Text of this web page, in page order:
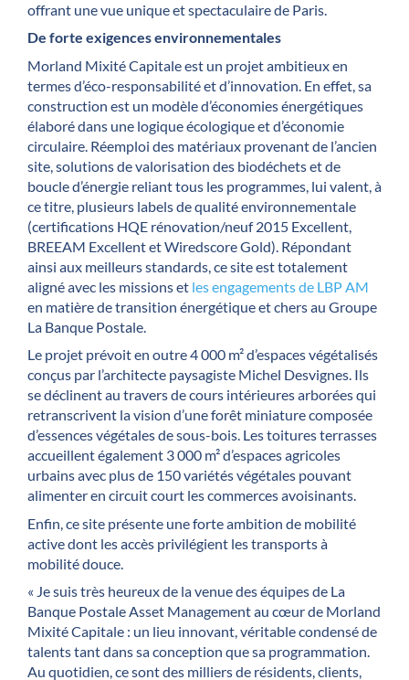
offrant une vue unique et spectaculaire de Paris.
De forte exigences environnementales
Morland Mixité Capitale est un projet ambitieux en
termes d’éco-responsabilité et d’innovation. En effet, sa
construction est un modèle d’économies énergétiques
élaboré dans une logique écologique et d’économie
circulaire. Réemploi des matériaux provenant de l’ancien
site, solutions de valorisation des biodéchets et de
boucle d’énergie reliant tous les programmes, lui valent, à
ce titre, plusieurs labels de qualité environnementale
(certifications HQE rénovation/neuf 2015 Excellent,
BREEAM Excellent et Wiredscore Gold). Répondant
ainsi aux meilleurs standards, ce site est totalement
aligné avec les missions et les engagements de LBP AM
en matière de transition énergétique et chers au Groupe
La Banque Postale.
Le projet prévoit en outre 4 000 m² d’espaces végétalisés
conçus par l’architecte paysagiste Michel Desvignes. Ils
se déclinent au travers de cours intérieures arborées qui
retranscrivent la vision d’une forêt miniature composée
d’essences végétales de sous-bois. Les toitures terrasses
accueillent également 3 000 m² d’espaces agricoles
urbains avec plus de 150 variétés végétales pouvant
alimenter en circuit court les commerces avoisinants.
Enfin, ce site présente une forte ambition de mobilité
active dont les accès privilégient les transports à
mobilité douce.
« Je suis très heureux de la venue des équipes de La
Banque Postale Asset Management au cœur de Morland
Mixité Capitale : un lieu innovant, véritable condensé de
talents tant dans sa conception que sa programmation.
Au quotidien, ce sont des milliers de résidents, clients,